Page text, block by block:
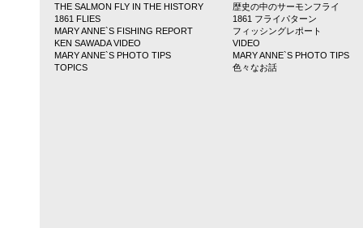
THE SALMON FLY IN THE HISTORY
1861 FLIES
MARY ANNE`S FISHING REPORT
KEN SAWADA VIDEO
MARY ANNE`S PHOTO TIPS
TOPICS
歴史の中のサーモンフライ
1861 フライパターン
フィッシングレポート
VIDEO
MARY ANNE`S PHOTO TIPS
色々なお話